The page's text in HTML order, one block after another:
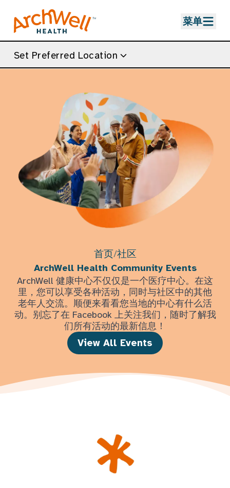
菜单
Set Preferred Location
首页/社区
ArchWell Health Community Events
ArchWell 健康中心不仅仅是一个医疗中心。在这
里，您可以享受各种活动，同时与社区中的其他
老年人交流。顺便来看看您当地的中心有什么活
动。别忘了在 Facebook 上关注我们，随时了解我
们所有活动的最新信息！
View All Events